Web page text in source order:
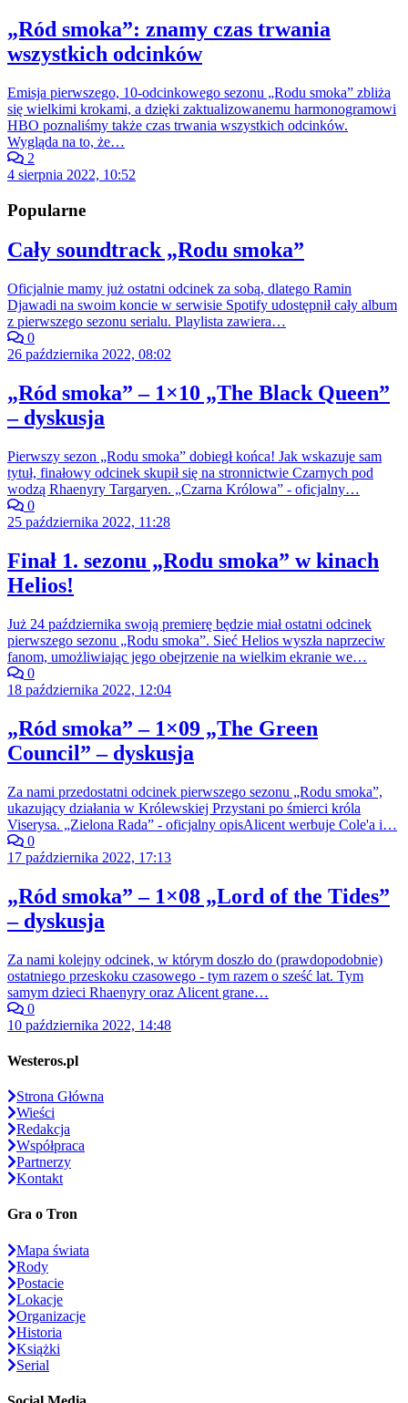
„Ród smoka”: znamy czas trwania
wszystkich odcinków
Emisja pierwszego, 10-odcinkowego sezonu „Rodu smoka” zbliża
się wielkimi krokami, a dzięki zaktualizowanemu harmonogramowi
HBO poznaliśmy także czas trwania wszystkich odcinków.
Wygląda na to, że…
2
4 sierpnia 2022, 10:52
Popularne
Cały soundtrack „Rodu smoka”
Oficjalnie mamy już ostatni odcinek za sobą, dlatego Ramin
Djawadi na swoim koncie w serwisie Spotify udostępnił cały album
z pierwszego sezonu serialu. Playlista zawiera…
0
26 października 2022, 08:02
„Ród smoka” – 1×10 „The Black Queen”
– dyskusja
Pierwszy sezon „Rodu smoka” dobiegł końca! Jak wskazuje sam
tytuł, finałowy odcinek skupił się na stronnictwie Czarnych pod
wodzą Rhaenyry Targaryen. „Czarna Królowa” - oficjalny…
0
25 października 2022, 11:28
Finał 1. sezonu „Rodu smoka” w kinach
Helios!
Już 24 października swoją premierę będzie miał ostatni odcinek
pierwszego sezonu „Rodu smoka”. Sieć Helios wyszła naprzeciw
fanom, umożliwiając jego obejrzenie na wielkim ekranie we…
0
18 października 2022, 12:04
„Ród smoka” – 1×09 „The Green
Council” – dyskusja
Za nami przedostatni odcinek pierwszego sezonu „Rodu smoka”,
ukazujący działania w Królewskiej Przystani po śmierci króla
Viserysa. „Zielona Rada” - oficjalny opisAlicent werbuje Cole'a i…
0
17 października 2022, 17:13
„Ród smoka” – 1×08 „Lord of the Tides”
– dyskusja
Za nami kolejny odcinek, w którym doszło do (prawdopodobnie)
ostatniego przeskoku czasowego - tym razem o sześć lat. Tym
samym dzieci Rhaenyry oraz Alicent grane…
0
10 października 2022, 14:48
Westeros.pl
Strona Główna
Wieści
Redakcja
Współpraca
Partnerzy
Kontakt
Gra o Tron
Mapa świata
Rody
Postacie
Lokacje
Organizacje
Historia
Książki
Serial